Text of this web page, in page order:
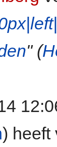
" (
)